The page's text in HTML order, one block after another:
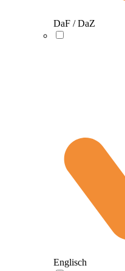
DaF / DaZ
Englisch